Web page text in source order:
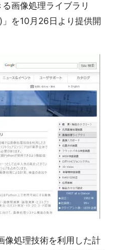
画像処理ライブラリ
」を10月26日より提供開
像処理技術を利用した計